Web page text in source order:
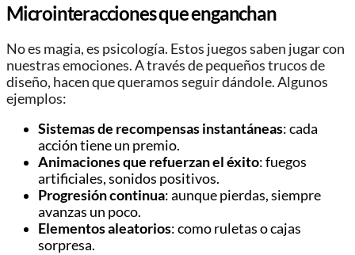
Microinteracciones que enganchan
No es magia, es psicología. Estos juegos saben jugar con
nuestras emociones. A través de pequeños trucos de
diseño, hacen que queramos seguir dándole. Algunos
ejemplos:
Sistemas de recompensas instantáneas: cada
acción tiene un premio.
Animaciones que refuerzan el éxito: fuegos
artificiales, sonidos positivos.
Progresión continua: aunque pierdas, siempre
avanzas un poco.
Elementos aleatorios: como ruletas o cajas
sorpresa.